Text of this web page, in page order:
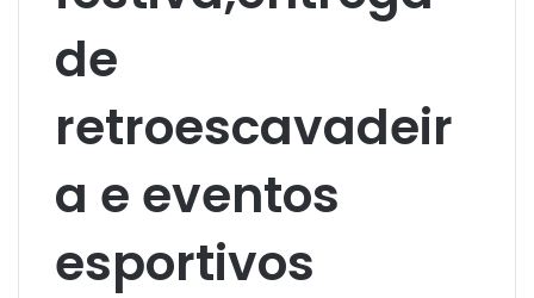
de
retroescavadeir
a e eventos
esportivos